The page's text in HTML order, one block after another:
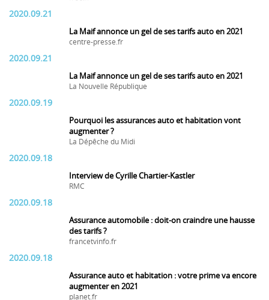
2020.09.21
La Maif annonce un gel de ses tarifs auto en 2021
centre-presse.fr
2020.09.21
La Maif annonce un gel de ses tarifs auto en 2021
La Nouvelle République
2020.09.19
Pourquoi les assurances auto et habitation vont
augmenter ?
La Dépêche du Midi
2020.09.18
Interview de Cyrille Chartier-Kastler
RMC
2020.09.18
Assurance automobile : doit-on craindre une hausse
des tarifs ?
francetvinfo.fr
2020.09.18
Assurance auto et habitation : votre prime va encore
augmenter en 2021
planet.fr